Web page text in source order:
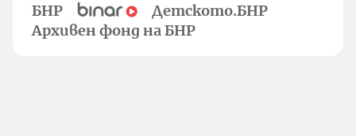
БНР
Детското.БНР
Архивен фонд на БНР